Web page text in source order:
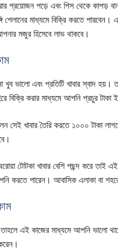
প্রয়োজন পড়ে এবং পিস থেকে কাপড়
শেলানের মাধ্যমে বিক্রি করতে
মজুর হিসেবে লাভ থাকবে।
ভালো এবং প্রতিটি খাবার স্বাদ হয়।
বিক্রি করার মাধ্যমে আপনি প্রচুর
সেই খাবার তৈরি করতে ১০০০ টাকা
টোটকা খাবার বেশি পছন্দ করে তাই
করতে পারেন। আবাসিক এলাকা বা
এই কাজের মাধ্যমে আপনি ভালো